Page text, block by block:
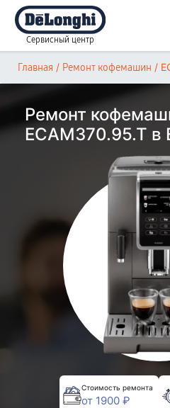
Сервисный центр
Главная / Ремонт кофемашин /
Ремонт
ECAM370.95.T в
Стоимость ремонта
от 1900 ₽